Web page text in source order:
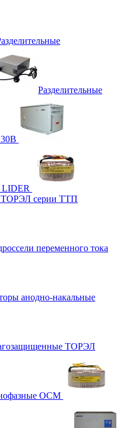
Разделительные
LIDER
ТОРЭЛ серии ТТП
переменного тока
анодно-накальные
ТОРЭЛ
ОСМ